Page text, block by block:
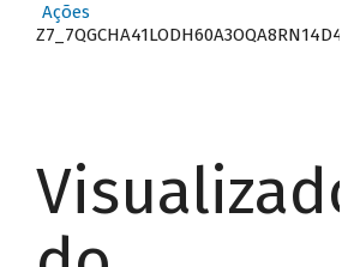
Ações
Z7_7QGCHA41LODH60A3OQA8RN14D4